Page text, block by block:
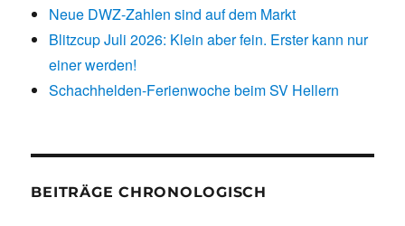
Neue DWZ-Zahlen sind auf dem Markt
Blitzcup Juli 2026: Klein aber fein. Erster kann nur
einer werden!
Schachhelden-Ferienwoche beim SV Hellern
BEITRÄGE CHRONOLOGISCH